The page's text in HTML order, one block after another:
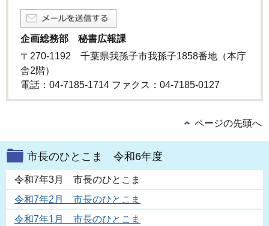
企画総務部 秘書広報課
〒270-1192 千葉県我孫子市我孫子1858番地（本庁
舎2階）
電話：04-7185-1714 ファクス：04-7185-0127
ページの先頭へ
市長のひとこま 令和6年度
令和7年3月 市長のひとこま
令和7年2月 市長のひとこま
令和7年1月 市長のひとこま